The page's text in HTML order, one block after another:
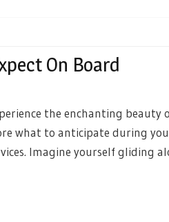
On Board
the enchanting beauty
what to anticipate during
Imagine yourself gliding